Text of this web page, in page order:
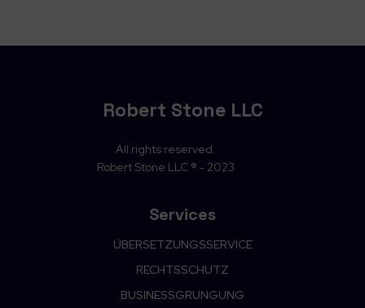
Robert Stone LLC
All rights reserved.
Robert Stone LLC ® - 2023
Services
ÜBERSETZUNGSSERVICE
RECHTSSCHUTZ
BUSINESSGRUNGUNG